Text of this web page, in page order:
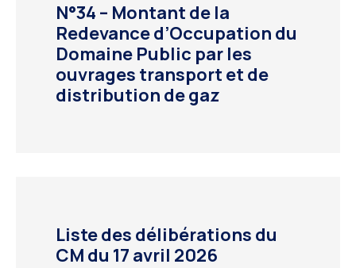
N°34 – Montant de la
Redevance d’Occupation du
Domaine Public par les
ouvrages transport et de
distribution de gaz
Liste des délibérations du
CM du 17 avril 2026